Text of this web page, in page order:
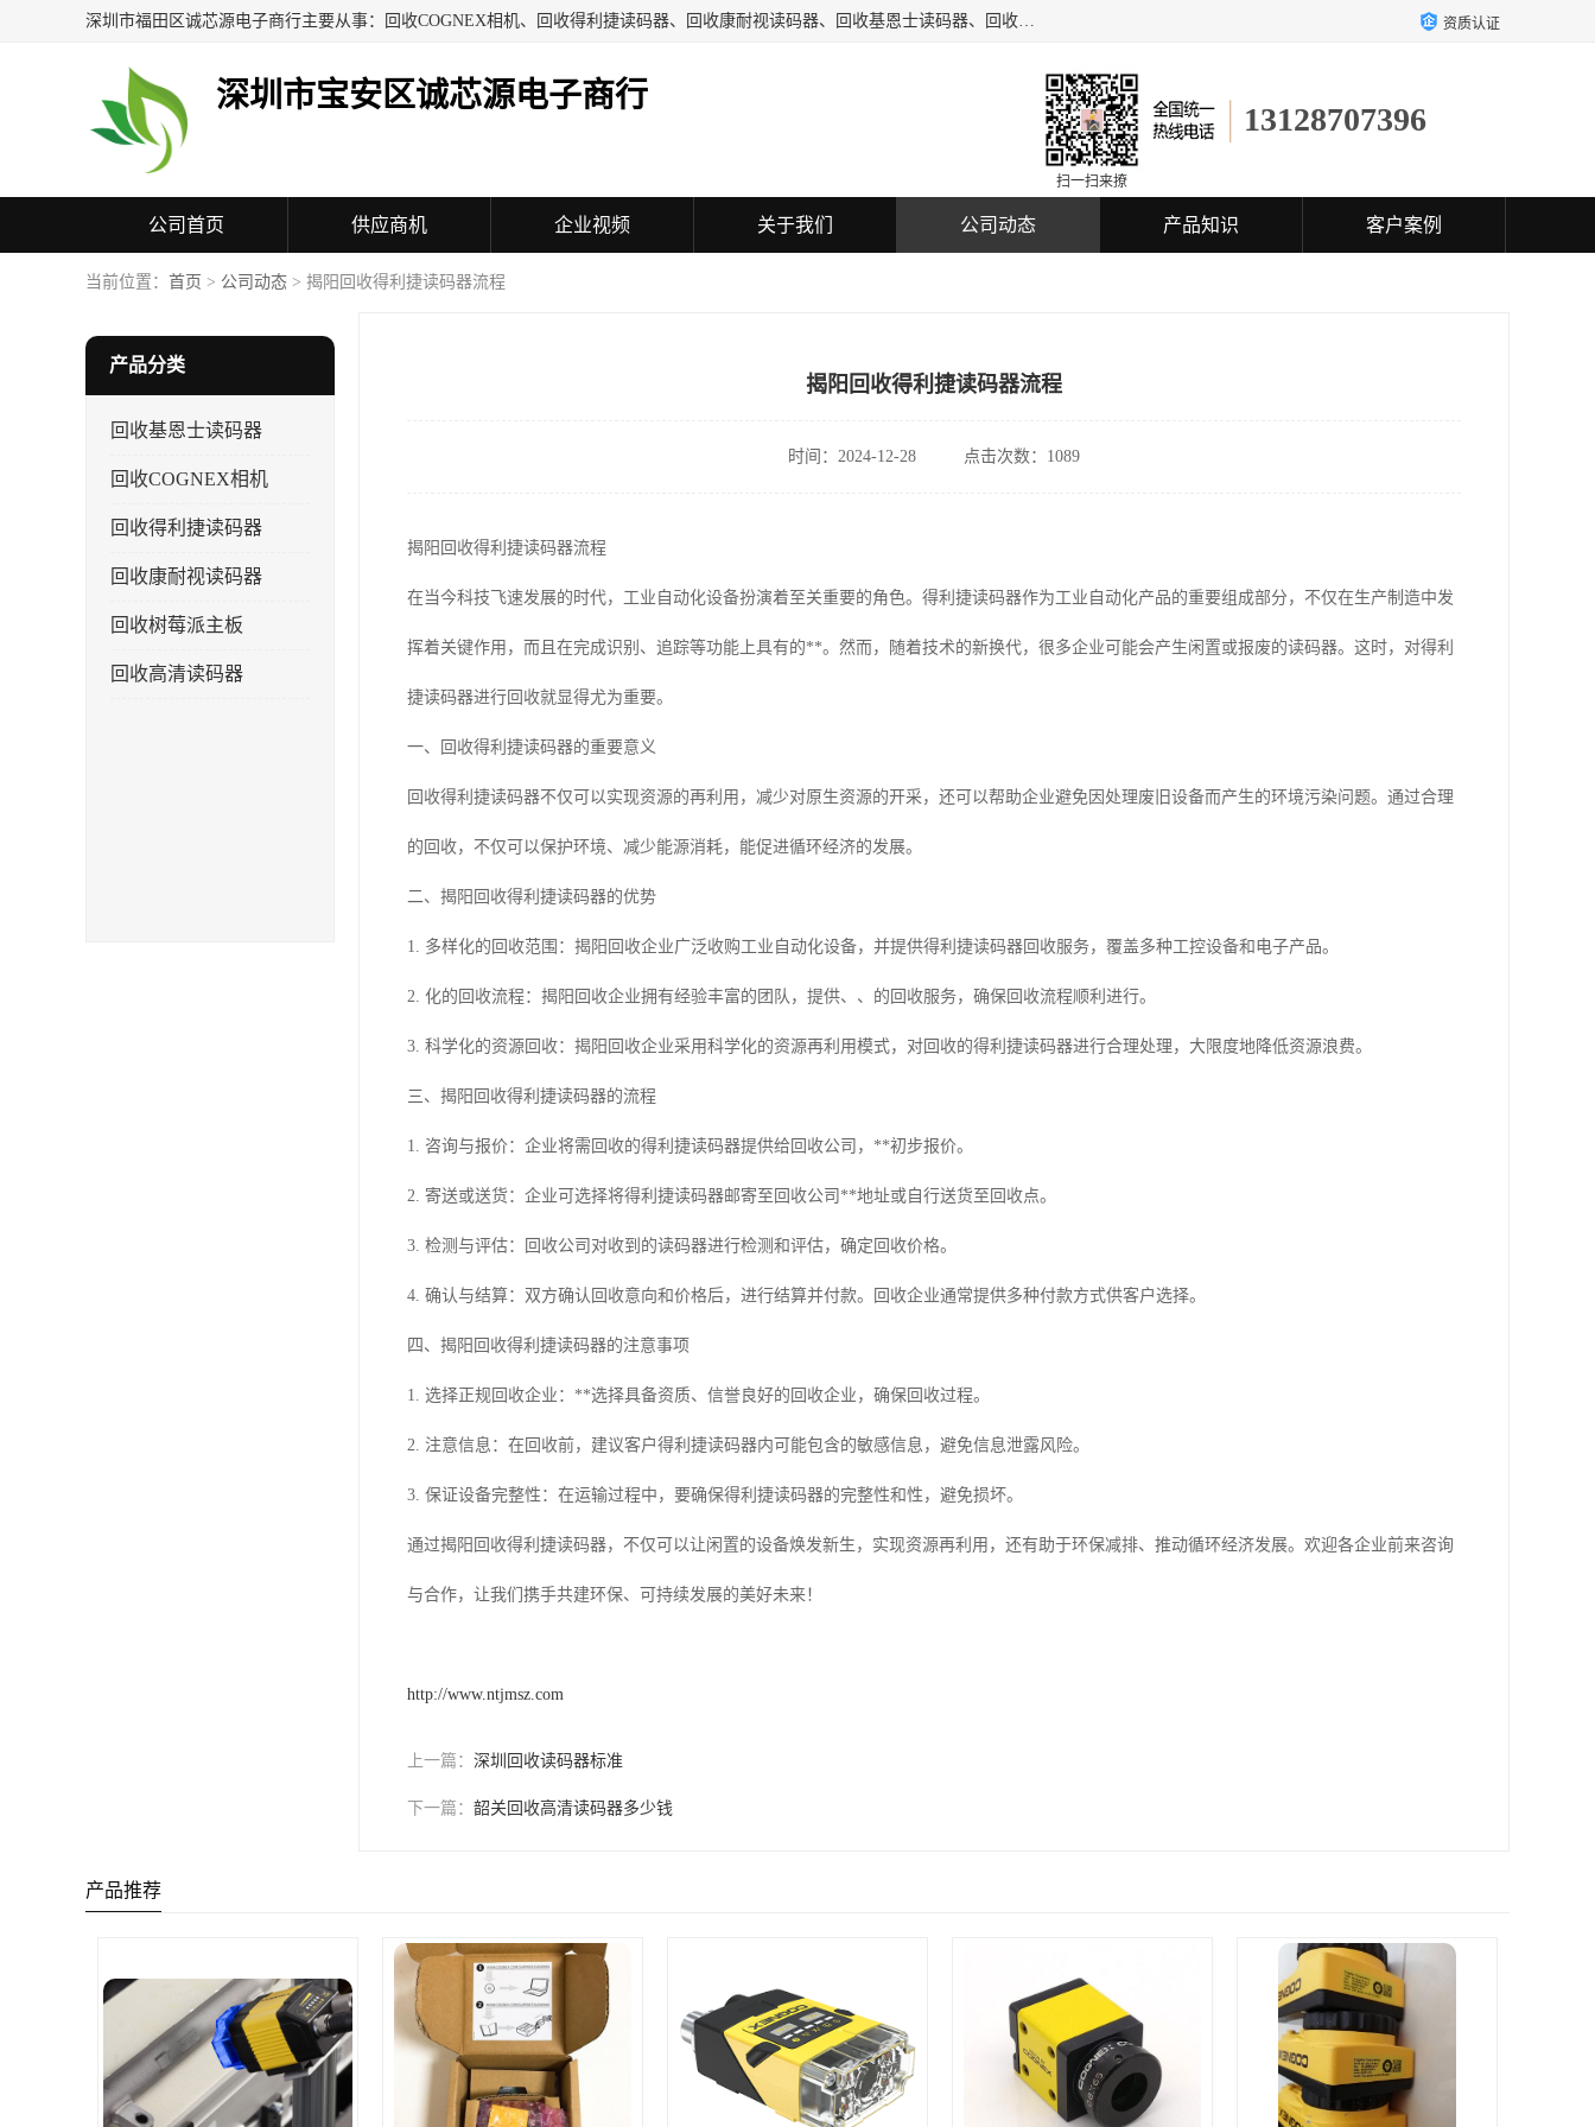
深圳市福田区诚芯源电子商行主要从事：回收COGNEX相机、回收得利捷读码器、回收康耐视读码器、回收基恩士读码器、回收工业自动化设备、机械设备及配件、机电设备及配件、通讯设备、可编程控制器、模块、触摸屏、工业相机、镜头、传感器、放大器、读码器、加密狗等回收业务。 资质认证
深圳市宝安区诚芯源电子商行
13128707396
扫一扫来撩
公司首页 供应商机 企业视频 关于我们 公司动态 产品知识 客户案例
联系方式
当前位置： 首页 > 公司动态 > 揭阳回收得利捷读码器流程
产品分类
回收基恩士读码器
回收COGNEX相机
回收得利捷读码器
回收康耐视读码器
回收树莓派主板
回收高清读码器
揭阳回收得利捷读码器流程
时间：2024-12-28 点击次数：1089
揭阳回收得利捷读码器流程
在当今科技飞速发展的时代，工业自动化设备扮演着至关重要的角色。得利捷读码器作为工业自动化产品的重要组成部分，不仅在生产制造中发
挥着关键作用，而且在完成识别、追踪等功能上具有的**。然而，随着技术的新换代，很多企业可能会产生闲置或报废的读码器。这时，对得利
捷读码器进行回收就显得尤为重要。
一、回收得利捷读码器的重要意义
回收得利捷读码器不仅可以实现资源的再利用，减少对原生资源的开采，还可以帮助企业避免因处理废旧设备而产生的环境污染问题。通过合理
的回收，不仅可以保护环境、减少能源消耗，能促进循环经济的发展。
二、揭阳回收得利捷读码器的优势
1. 多样化的回收范围：揭阳回收企业广泛收购工业自动化设备，并提供得利捷读码器回收服务，覆盖多种工控设备和电子产品。
2. 化的回收流程：揭阳回收企业拥有经验丰富的团队，提供、、的回收服务，确保回收流程顺利进行。
3. 科学化的资源回收：揭阳回收企业采用科学化的资源再利用模式，对回收的得利捷读码器进行合理处理，大限度地降低资源浪费。
三、揭阳回收得利捷读码器的流程
1. 咨询与报价：企业将需回收的得利捷读码器提供给回收公司，**初步报价。
2. 寄送或送货：企业可选择将得利捷读码器邮寄至回收公司**地址或自行送货至回收点。
3. 检测与评估：回收公司对收到的读码器进行检测和评估，确定回收价格。
4. 确认与结算：双方确认回收意向和价格后，进行结算并付款。回收企业通常提供多种付款方式供客户选择。
四、揭阳回收得利捷读码器的注意事项
1. 选择正规回收企业：**选择具备资质、信誉良好的回收企业，确保回收过程。
2. 注意信息：在回收前，建议客户得利捷读码器内可能包含的敏感信息，避免信息泄露风险。
3. 保证设备完整性：在运输过程中，要确保得利捷读码器的完整性和性，避免损坏。
通过揭阳回收得利捷读码器，不仅可以让闲置的设备焕发新生，实现资源再利用，还有助于环保减排、推动循环经济发展。欢迎各企业前来咨询
与合作，让我们携手共建环保、可持续发展的美好未来！
http://www.ntjmsz.com
上一篇： 深圳回收读码器标准
下一篇： 韶关回收高清读码器多少钱
产品推荐